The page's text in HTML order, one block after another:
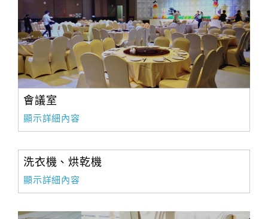
會議室
顯示詳細內容
洗衣機、烘乾機
顯示詳細內容